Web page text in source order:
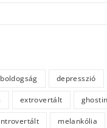
boldogság depresszió
extrovertált
melankólia